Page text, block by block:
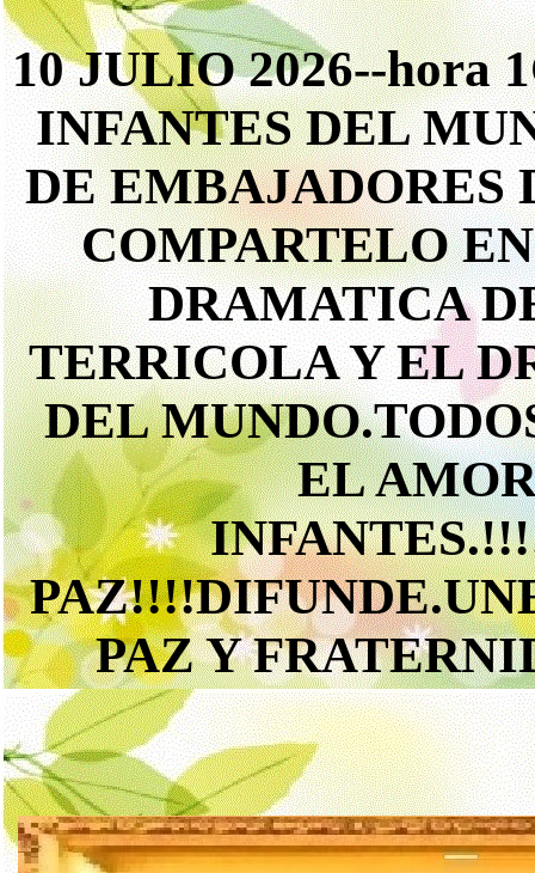
10 JULIO 2026--hora
INFANTES DEL
DE EMBAJADORES
COMPARTELO
DRAMATICA
TERRICOLA Y EL
DEL
EL
PAZ Y